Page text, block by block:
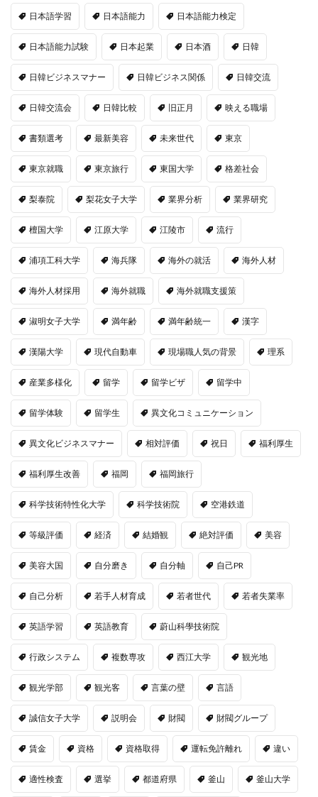
日本語学習 日本語能力 日本語能力検定
日本語能力試験 日本起業 日本酒 日韓
日韓ビジネスマナー 日韓ビジネス関係 日韓交流
日韓交流会 日韓比較 旧正月 映える職場
書類選考 最新美容 未来世代 東京
東京就職 東京旅行 東国大学 格差社会
梨泰院 梨花女子大学 業界分析 業界研究
檀国大学 江原大学 江陵市 流行
浦項工科大学 海兵隊 海外の就活 海外人材
海外人材採用 海外就職 海外就職支援策
淑明女子大学 満年齢 満年齢統一 漢字
漢陽大学 現代自動車 現場職人気の背景 理系
産業多様化 留学 留学ビザ 留学中
留学体験 留学生 異文化コミュニケーション
異文化ビジネスマナー 相対評価 祝日 福利厚生
福利厚生改善 福岡 福岡旅行
科学技術特性化大学 科学技術院 空港鉄道
等級評価 経済 結婚観 絶対評価 美容
美容大国 自分磨き 自分軸 自己PR
自己分析 若手人材育成 若者世代 若者失業率
英語学習 英語教育 蔚山科學技術院
行政システム 複数専攻 西江大学 観光地
観光学部 観光客 言葉の壁 言語
誠信女子大学 説明会 財閥 財閥グループ
賃金 資格 資格取得 運転免許離れ 違い
適性検査 選挙 都道府県 釜山 釜山大学